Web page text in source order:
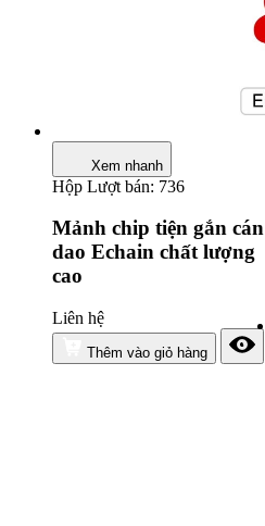
Xem nhanh
Hộp Lượt bán: 736
Mảnh chip tiện gắn cán
dao Echain chất lượng
cao
Liên hệ
Thêm vào giỏ hàng